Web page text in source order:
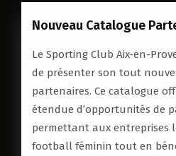
Nouveau Catalogue
Le Sporting Club Aix-en-
de présenter son tout
partenaires. Ce catalogue
étendue d’opportunités de
permettant aux entreprises
football féminin tout en